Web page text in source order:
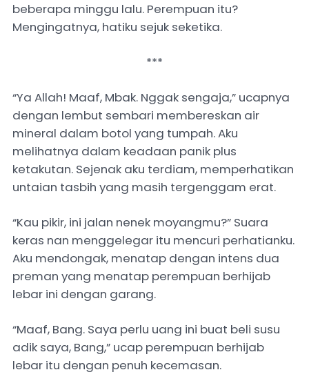
beberapa minggu lalu. Perempuan itu?
Mengingatnya, hatiku sejuk seketika.
***
“Ya Allah! Maaf, Mbak. Nggak sengaja,” ucapnya
dengan lembut sembari membereskan air
mineral dalam botol yang tumpah. Aku
melihatnya dalam keadaan panik plus
ketakutan. Sejenak aku terdiam, memperhatikan
untaian tasbih yang masih tergenggam erat.
“Kau pikir, ini jalan nenek moyangmu?” Suara
keras nan menggelegar itu mencuri perhatianku.
Aku mendongak, menatap dengan intens dua
preman yang menatap perempuan berhijab
lebar ini dengan garang.
“Maaf, Bang. Saya perlu uang ini buat beli susu
adik saya, Bang,” ucap perempuan berhijab
lebar itu dengan penuh kecemasan.